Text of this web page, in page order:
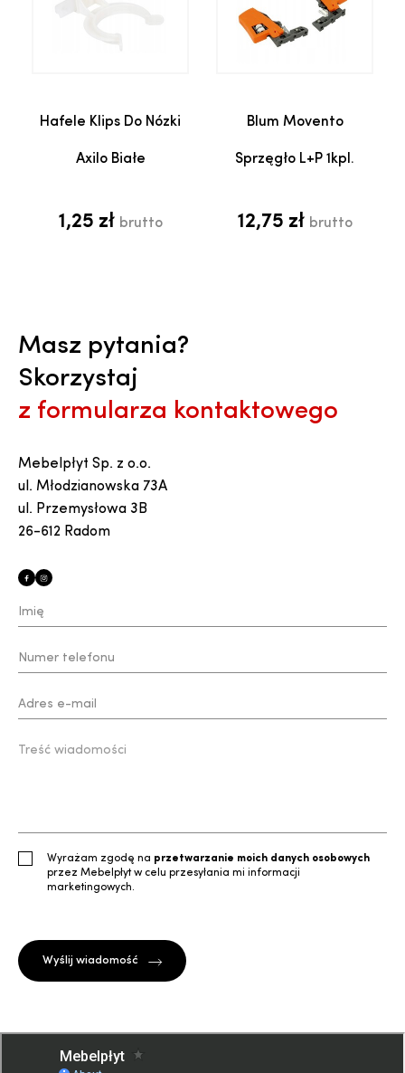
Hafele Klips Do Nózki
Axilo Białe
1,25 zł brutto
Blum Movento
Sprzęgło L+P 1kpl.
12,75 zł brutto
Masz pytania?
Skorzystaj
z formularza kontaktowego
Mebelpłyt Sp. z o.o.
ul. Młodzianowska 73A
ul. Przemysłowa 3B
26-612 Radom
Wyrażam zgodę na przetwarzanie moich danych osobowych
przez Mebelpłyt w celu przesyłania mi informacji
marketingowych.